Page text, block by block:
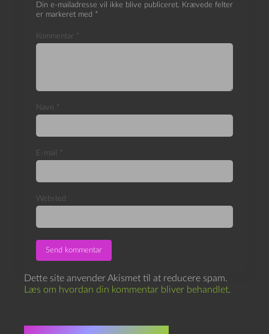
Din e-mailadresse vil ikke blive publiceret. Krævede felter
er markeret med *
Kommentar *
Navn *
E-mail *
Websted
Dette site anvender Akismet til at reducere spam.
Læs om hvordan din kommentar bliver behandlet.